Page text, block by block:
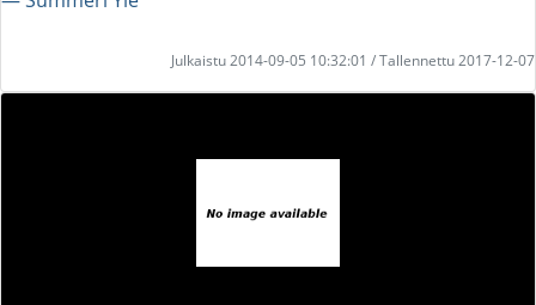
Julkaistu 2014-09-05 10:32:01 / Tallennettu 2017-12-07